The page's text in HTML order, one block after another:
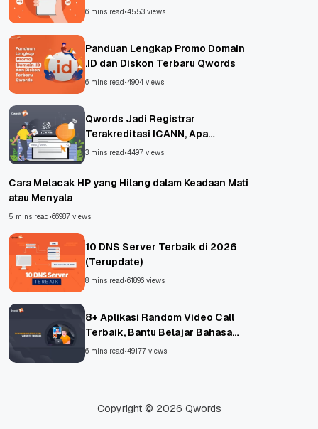
6 mins read•4553 views
Panduan Lengkap Promo Domain
.ID dan Diskon Terbaru Qwords
6 mins read•4904 views
Qwords Jadi Registrar
Terakreditasi ICANN, Apa
Untungnya?
3 mins read•4497 views
Cara Melacak HP yang Hilang dalam Keadaan Mati
atau Menyala
5 mins read•66987 views
10 DNS Server Terbaik di 2026
(Terupdate)
8 mins read•61896 views
8+ Aplikasi Random Video Call
Terbaik, Bantu Belajar Bahasa
Asing!
6 mins read•49177 views
Copyright © 2026 Qwords